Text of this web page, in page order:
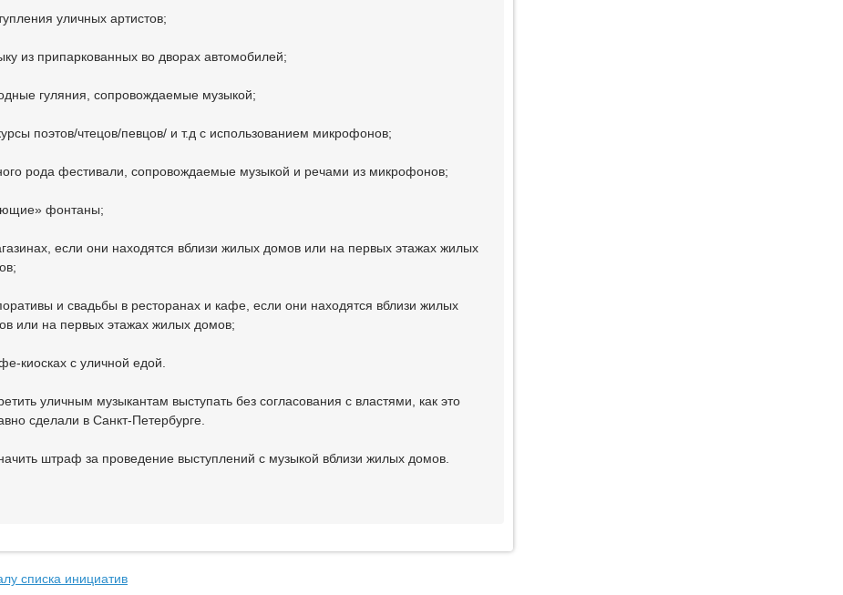
уличных артистов;
из припаркованных во дворах автомобилей;
гуляния, сопровождаемые музыкой;
поэтов/чтецов/певцов/ и т.д с использованием микрофонов;
рода фестивали, сопровождаемые музыкой и речами из микрофонов;
фонтаны;
если они находятся вблизи жилых домов или на первых этажах жилых
и свадьбы в ресторанах и кафе, если они находятся вблизи жилых
или на первых этажах жилых домов;
киосках с уличной едой.
уличным музыкантам выступать без согласования с властями, как это
сделали в Санкт-Петербурге.
штраф за проведение выступлений с музыкой вблизи жилых домов.
списка инициатив